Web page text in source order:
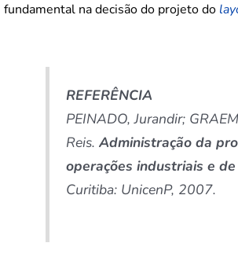
fundamental na decisão do projeto do
REFERÊNCIA
PEINADO, Jurandir;
Reis. Administração da
operações industriais e
Curitiba: UnicenP, 2007.